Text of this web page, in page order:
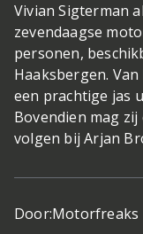
Vivian Sigterman
zevendaagse
personen,
Haaksbergen.
een prachtige jas
Bovendien mag
volgen bij Arjan
Door:Motorfreaks